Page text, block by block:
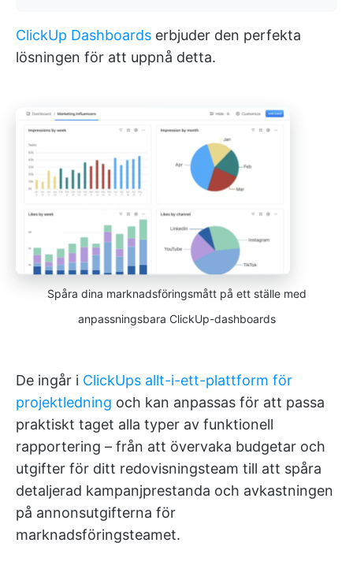
ClickUp Dashboards erbjuder den perfekta
lösningen för att uppnå detta.
Spåra dina marknadsföringsmått på ett ställe med
anpassningsbara ClickUp-dashboards
De ingår i ClickUps allt-i-ett-plattform för
projektledning och kan anpassas för att passa
praktiskt taget alla typer av funktionell
rapportering – från att övervaka budgetar och
utgifter för ditt redovisningsteam till att spåra
detaljerad kampanjprestanda och avkastningen
på annonsutgifterna för
marknadsföringsteamet.